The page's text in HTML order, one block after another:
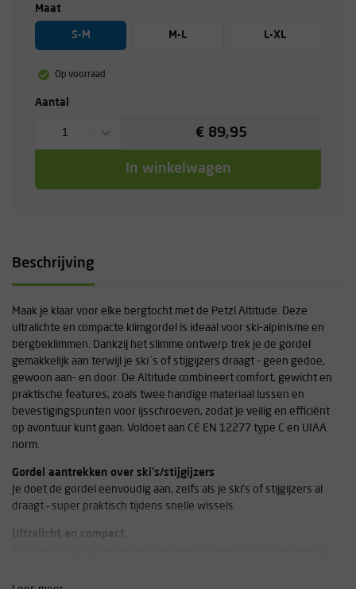
Maat
S-M M-L L-XL
Op voorraad
Aantal
1 € 89,95
In winkelwagen
Beschrijving
Maak je klaar voor elke bergtocht met de Petzl Altitude. Deze
ultralichte en compacte klimgordel is ideaal voor ski-alpinisme en
bergbeklimmen. Dankzij het slimme ontwerp trek je de gordel
gemakkelijk aan terwijl je ski´s of stijgijzers draagt - geen gedoe,
gewoon aan- en door. De Altitude combineert comfort, gewicht en
praktische features, zoals twee handige materiaal lussen en
bevestigingspunten voor ijsschroeven, zodat je veilig en efficiënt
op avontuur kunt gaan. Voldoet aan CE EN 12277 type C en UIAA
norm.
Gordel aantrekken over ski's/stijgijzers
Je doet de gordel eenvoudig aan, zelfs als je ski's of stijgijzers al
draagt – super praktisch tijdens snelle wissels.
Ultralicht en compact